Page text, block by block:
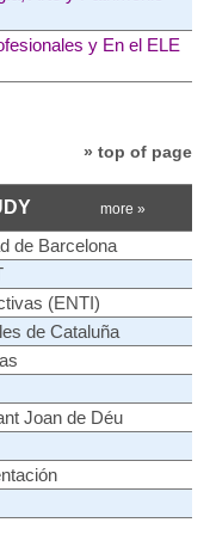
y En el ELE
» top of page
more »
de Barcelona
(ENTI)
de Cataluña
Joan de Déu